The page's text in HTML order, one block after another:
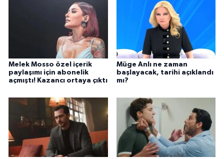
Melek Mosso özel içerik
paylaşımı için abonelik
açmıştı! Kazancı ortaya çıktı
Müge Anlı ne zaman
başlayacak, tarihi açıklandı
mı?